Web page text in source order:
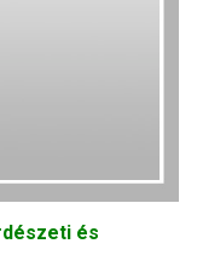
és